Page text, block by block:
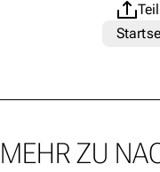
MEHR ZU